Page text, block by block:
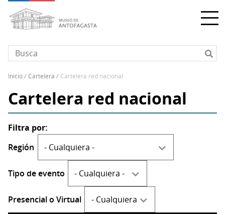
contenido
principal
enlaces
de
ayuda
a
la
navegación
inicio cartelera cartelera red nacional
Cartelera red nacional
Región
Tipo de evento
Presencial o Virtual